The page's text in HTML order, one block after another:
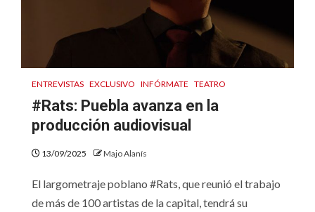
ENTREVISTAS EXCLUSIVO INFÓRMATE TEATRO
#Rats: Puebla avanza en la
producción audiovisual
13/09/2025 Majo Alanís
El largometraje poblano #Rats, que reunió el trabajo
de más de 100 artistas de la capital, tendrá su